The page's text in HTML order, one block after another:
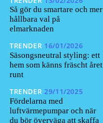
Så gör du smartare och mer
hållbara val på
elmarknaden
TRENDER 16/01/2026
Säsongsneutral styling: ett
hem som känns fräscht året
runt
TRENDER 29/11/2025
Fördelarna med
luftvärmepumpar och när
du bör överväga att skaffa